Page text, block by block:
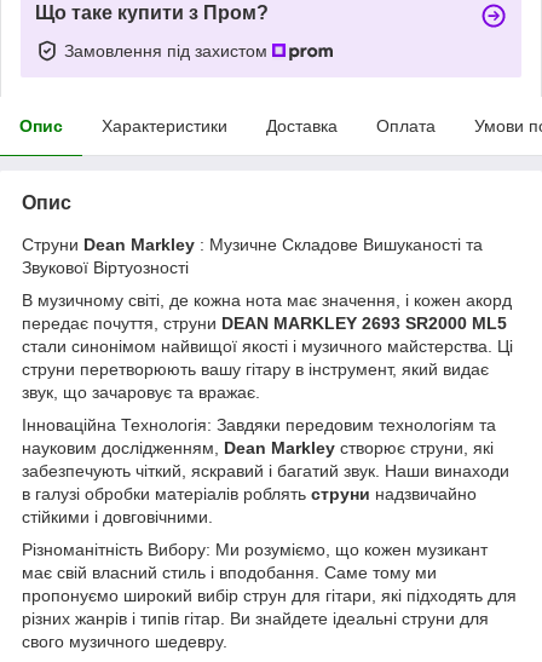
Що таке купити з Пром?
Замовлення під захистом
Опис Характеристики Доставка Оплата Умови
Опис
Струни Dean Markley : Музичне Складове Вишуканості та
Звукової Віртуозності
В музичному світі, де кожна нота має значення, і кожен акорд
передає почуття, струни DEAN MARKLEY 2693 SR2000 ML5
стали синонімом найвищої якості і музичного майстерства. Ці
струни перетворюють вашу гітару в інструмент, який видає
звук, що зачаровує та вражає.
Інноваційна Технологія: Завдяки передовим технологіям та
науковим дослідженням, Dean Markley створює струни, які
забезпечують чіткий, яскравий і багатий звук. Наши винаходи
в галузі обробки матеріалів роблять струни надзвичайно
стійкими і довговічними.
Різноманітність Вибору: Ми розуміємо, що кожен музикант
має свій власний стиль і вподобання. Саме тому ми
пропонуємо широкий вибір струн для гітари, які підходять для
різних жанрів і типів гітар. Ви знайдете ідеальні струни для
свого музичного шедевру.